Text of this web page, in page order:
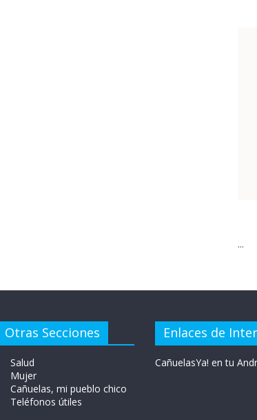
...
Otras Secciones
Salud
Mujer
Cañuelas, mi pueblo chico
Teléfonos útiles
Enlaces de
CañuelasYa! en tu